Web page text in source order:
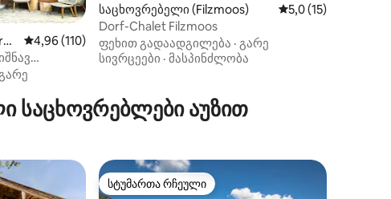
i
საშუალო შეფასებაა 5‑დან 4,96, 110 მიმოხილვა
4,96 (110)
გარე
საცხოვრებელი (Filzmoos) საშუალო
5,0 (15)
Dorf-Chalet Filzmoos
ფეხით გადაადგილება · გარე
სივრცეები · მასპინძლობა
საცხოვრებლები აუზით
სტუმართა რჩეული
სტუმართა რჩეული